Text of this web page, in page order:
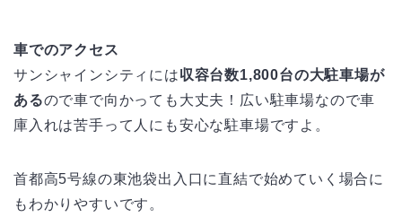
車でのアクセス
サンシャインシティには収容台数1,800台の大駐車場が
あるので車で向かっても大丈夫！広い駐車場なので車
庫入れは苦手って人にも安心な駐車場ですよ。
首都高5号線の東池袋出入口に直結で始めていく場合に
もわかりやすいです。